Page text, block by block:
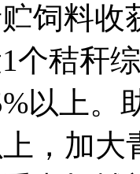
饲料收
个秸秆
以上。
，加